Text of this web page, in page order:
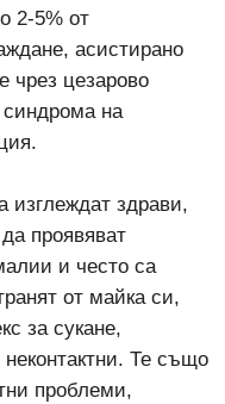
2-5% от
асистирано
чрез цезарово
синдрома на
изглеждат здрави,
проявяват
и често са
от майка си,
за сукане,
Те също
проблеми,